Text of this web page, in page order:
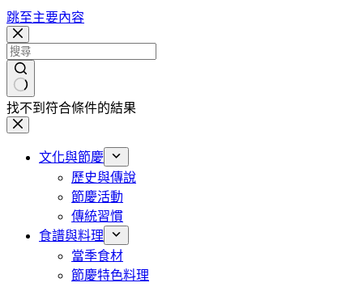
跳至主要內容
找不到符合條件的結果
文化與節慶
歷史與傳說
節慶活動
傳統習慣
食譜與料理
當季食材
節慶特色料理